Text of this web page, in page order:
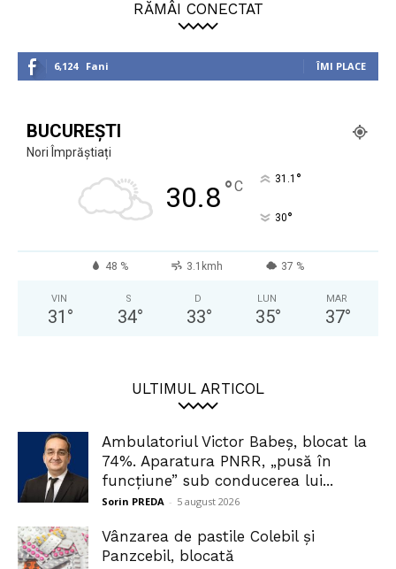
RĂMÂI CONECTAT
6,124 Fani ÎMI PLACE
BUCUREȘTI
Nori Împrăștiați
30.8°C 31.1 °
30°
48 % 3.1kmh 37 %
VIN
31 °
S
34°
D
33°
LUN
35°
MAR
37°
ULTIMUL ARTICOL
Ambulatoriul Victor Babeș, blocat la
74%. Aparatura PNRR, „pusă în
funcțiune” sub conducerea lui...
Sorin PREDA - 5 august 2026
Vânzarea de pastile Colebil și
Panzcebil, blocată